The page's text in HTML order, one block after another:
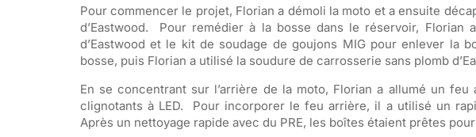
Pour commencer le projet, Florian a démoli la moto et a ensuite
d’Eastwood. Pour remédier à la bosse dans le réservoir,
d’Eastwood et le kit de soudage de goujons MIG pour enlever la
bosse, puis Florian a utilisé la soudure de carrosserie sans plomb
En se concentrant sur l’arrière de la moto, Florian a allumé un
clignotants à LED. Pour incorporer le feu arrière, il a utilisé un
Après un nettoyage rapide avec du PRE, les boîtes étaient prêtes pour